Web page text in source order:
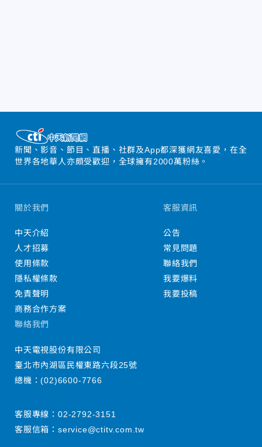
新聞、影音、節目、直播、社群及App都深獲網友喜愛，在全
世界各地華人亦頗受歡迎，全球擁有2000萬粉絲。
關於我們
中天介紹
人才招募
使用條款
隱私權條款
免責聲明
商務合作方案
客服資訊
公告
常見問題
聯絡我們
我要爆料
我要投稿
聯絡我們
中天電視股份有限公司
臺北市內湖區民權東路六段25號
總機：(02)6600-7766
客服專線： 02-2792-3151
客服信箱： service@ctitv.com.tw